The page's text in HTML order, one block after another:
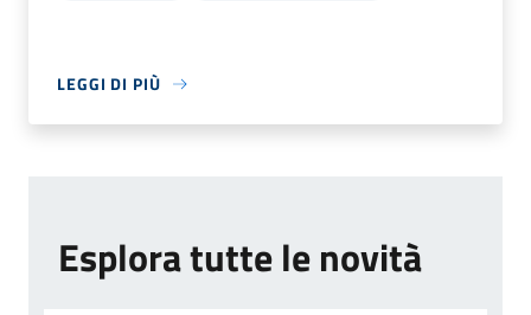
LEGGI DI PIÙ
Esplora tutte le novità